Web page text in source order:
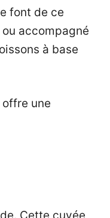
font de ce
accompagné
à base
une